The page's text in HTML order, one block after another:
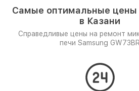
Самые оптимальные цены
в Казани
Справедливые цены на ремонт
печи Samsung GW73BR